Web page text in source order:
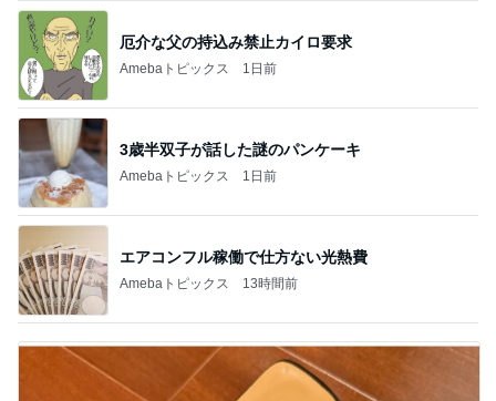
厄介な父の持込み禁止カイロ要求
Amebaトピックス 1日前
3歳半双子が話した謎のパンケーキ
Amebaトピックス 1日前
エアコンフル稼働で仕方ない光熱費
Amebaトピックス 13時間前